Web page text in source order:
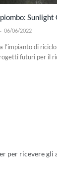
Sunlight
06/06/2022
l’impianto di
futuri per il
per ricevere gli